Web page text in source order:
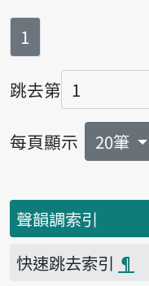
第
1
跳去第
頁碼
每頁顯示 20筆
聲韻調索引
快速跳去索引 ¶